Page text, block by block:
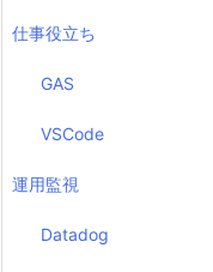
仕事役立ち
GAS
VSCode
運用監視
Datadog